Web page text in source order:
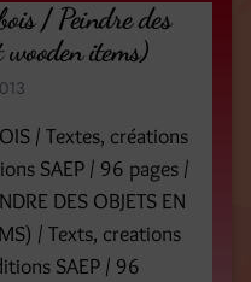
/ Peindre des
wooden items)
/ Textes, créations
SAEP / 96 pages /
DES OBJETS EN
/ Texts, creations
SAEP / 96